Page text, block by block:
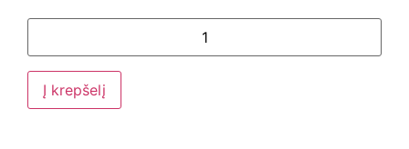
Į krepšelį